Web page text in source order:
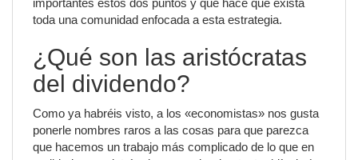
importantes estos dos puntos y qué hace que exista
toda una comunidad enfocada a esta estrategia.
¿Qué son las aristócratas
del dividendo?
Como ya habréis visto, a los «economistas» nos gusta
ponerle nombres raros a las cosas para que parezca
que hacemos un trabajo más complicado de lo que en